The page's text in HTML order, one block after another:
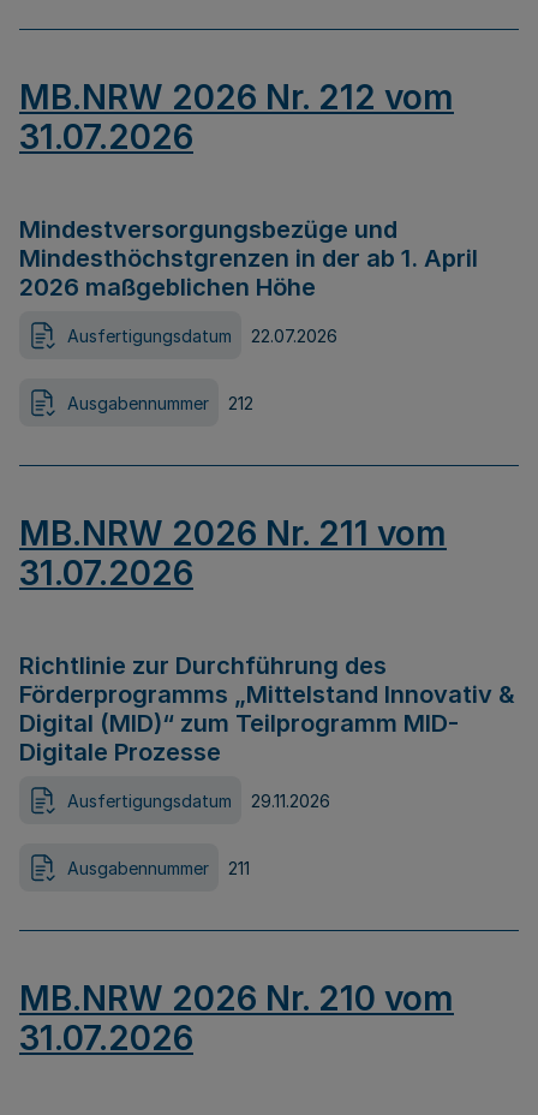
MB.NRW 2026 Nr. 212 vom
31.07.2026
Mindestversorgungsbezüge und
Mindesthöchstgrenzen in der ab 1. April
2026 maßgeblichen Höhe
Ausfertigungsdatum 22.07.2026
Ausgabennummer 212
MB.NRW 2026 Nr. 211 vom
31.07.2026
Richtlinie zur Durchführung des
Förderprogramms „Mittelstand Innovativ &
Digital (MID)“ zum Teilprogramm MID-
Digitale Prozesse
Ausfertigungsdatum 29.11.2026
Ausgabennummer 211
MB.NRW 2026 Nr. 210 vom
31.07.2026